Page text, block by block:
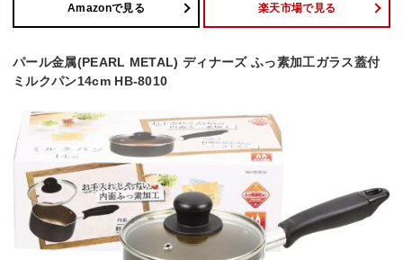
Amazonで見る 楽天市場で見る
パール金属(PEARL METAL) ディナーズ ふっ素加工ガラス蓋付
ミルクパン14cm HB-8010